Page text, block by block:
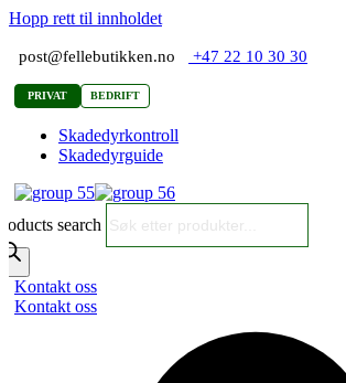
Hopp rett til innholdet
post@fellebutikken.no +47 22 10 30 30
PRIVAT BEDRIFT
Skadedyrkontroll
Skadedyrguide
search
Kontakt oss
Kontakt oss